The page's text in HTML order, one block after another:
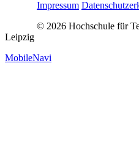
Impressum
© 2026 Hochschule für
Leipzig
MobileNavi